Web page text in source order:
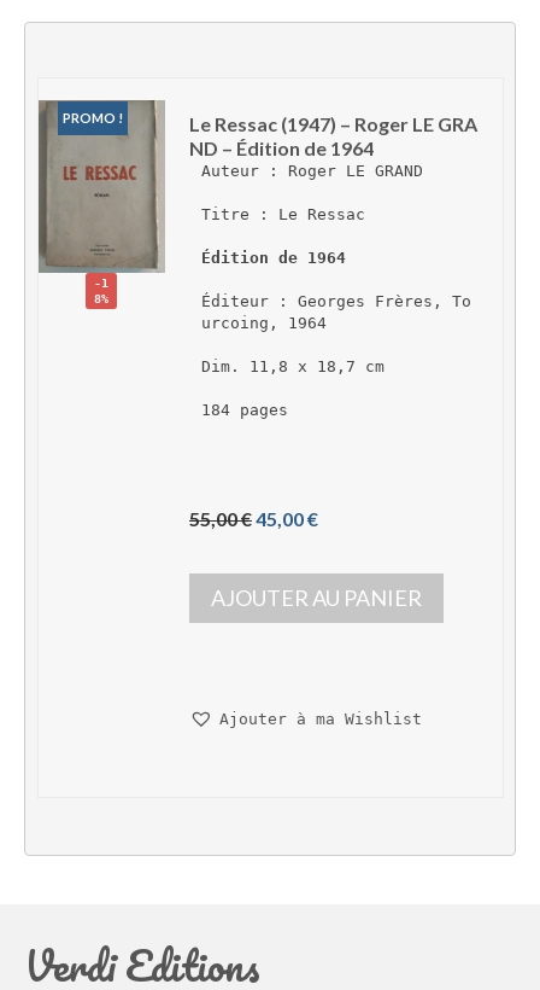
PROMO !
-1
8%
Le Ressac (1947) – Roger LE GRA
ND – Édition de 1964
Auteur : Roger LE GRAND
Titre : Le Ressac
Édition de 1964
Éditeur : Georges Frères, To
urcoing, 1964
Dim. 11,8 x 18,7 cm
184 pages
55,00 €L
p
r
i
i
é
t :
45,00 €L
p
r
i
t
s
AJOUTER AU PANIER
Ajouter à ma Wishlist
Verdi Editions